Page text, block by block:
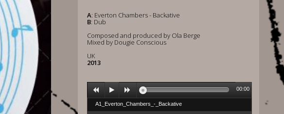
A: Everton Chambers - Backative
B: Dub
Composed and produced by Ola Berge
Mixed by Dougie Conscious
UK
2013
A1_Everton_Chambers_-_Backative
00:00